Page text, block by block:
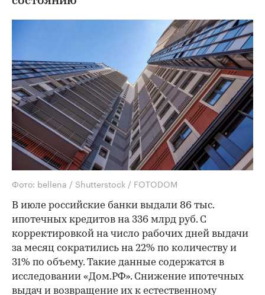
Фото: bellena / Shutterstock / FOTODOM
В июле российские банки выдали 86 тыс.
ипотечных кредитов на 336 млрд руб. С
корректировкой на число рабочих дней выдачи
за месяц сократились на 22% по количеству и
31% по объему. Такие данные содержатся в
исследовании «Дом.РФ». Снижение ипотечных
выдач и возвращение их к естественному